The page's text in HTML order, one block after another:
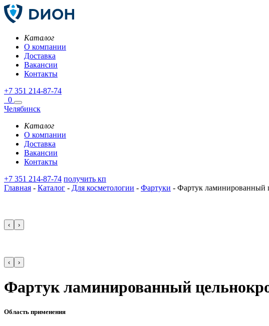
Каталог
О компании
Доставка
Вакансии
Контакты
+7 351 214-87-74
0
Челябинск
Каталог
О компании
Доставка
Вакансии
Контакты
+7 351 214-87-74 получить кп
Главная - Каталог - Для косметологии - Фартуки - Фартук ламинированный
‹ ›
‹ ›
Фартук ламинированный
Область применения